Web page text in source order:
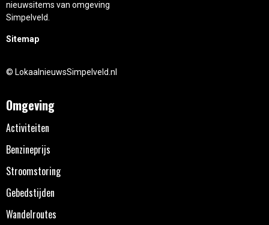
nieuwsitems van omgeving
Simpelveld.
Sitemap
© LokaalnieuwsSimpelveld.nl
Omgeving
Activiteiten
Benzineprijs
Stroomstoring
Gebedstijden
Wandelroutes